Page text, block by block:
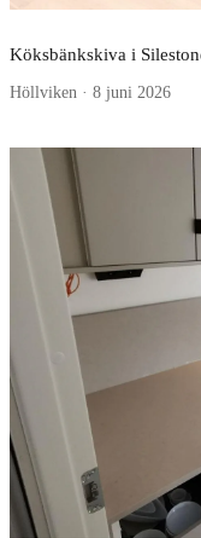
Köksbänkskiva i
Höllviken · 8 juni 2026